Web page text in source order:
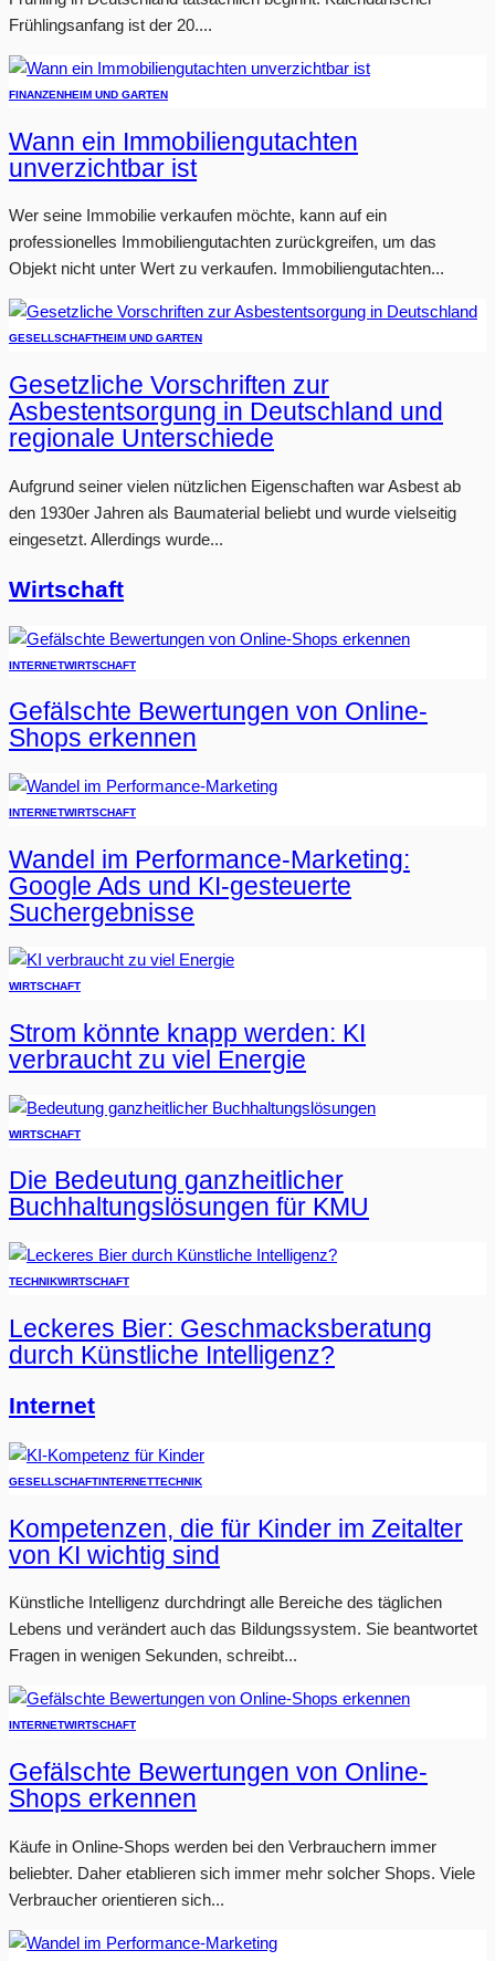
Frühlingsanfang ist der 20....
FINANZENHEIM UND GARTEN
Wann ein Immobiliengutachten
unverzichtbar ist
Wer seine Immobilie verkaufen möchte, kann auf ein
professionelles Immobiliengutachten zurückgreifen, um das
Objekt nicht unter Wert zu verkaufen. Immobiliengutachten...
GESELLSCHAFTHEIM UND GARTEN
Gesetzliche Vorschriften zur
Asbestentsorgung in Deutschland und
regionale Unterschiede
Aufgrund seiner vielen nützlichen Eigenschaften war Asbest ab
den 1930er Jahren als Baumaterial beliebt und wurde vielseitig
eingesetzt. Allerdings wurde...
Wirtschaft
INTERNETWIRTSCHAFT
Gefälschte Bewertungen von Online-
Shops erkennen
INTERNETWIRTSCHAFT
Wandel im Performance-Marketing:
Google Ads und KI-gesteuerte
Suchergebnisse
WIRTSCHAFT
Strom könnte knapp werden: KI
verbraucht zu viel Energie
WIRTSCHAFT
Die Bedeutung ganzheitlicher
Buchhaltungslösungen für KMU
TECHNIKWIRTSCHAFT
Leckeres Bier: Geschmacksberatung
durch Künstliche Intelligenz?
Internet
GESELLSCHAFTINTERNETTECHNIK
Kompetenzen, die für Kinder im Zeitalter
von KI wichtig sind
Künstliche Intelligenz durchdringt alle Bereiche des täglichen
Lebens und verändert auch das Bildungssystem. Sie beantwortet
Fragen in wenigen Sekunden, schreibt...
INTERNETWIRTSCHAFT
Gefälschte Bewertungen von Online-
Shops erkennen
Käufe in Online-Shops werden bei den Verbrauchern immer
beliebter. Daher etablieren sich immer mehr solcher Shops. Viele
Verbraucher orientieren sich...